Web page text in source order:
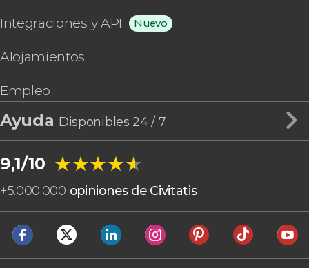
Integraciones y API Nuevo
Alojamientos
Empleo
Ayuda Disponibles 24 / 7
9,1/10 ★★★★★
★★★★★
+5.000.000 opiniones de Civitatis